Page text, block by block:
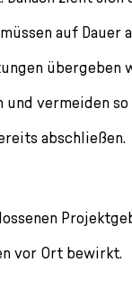
auf Dauer
übergeben
vermeiden
abschließen.
vor Ort bewirkt.